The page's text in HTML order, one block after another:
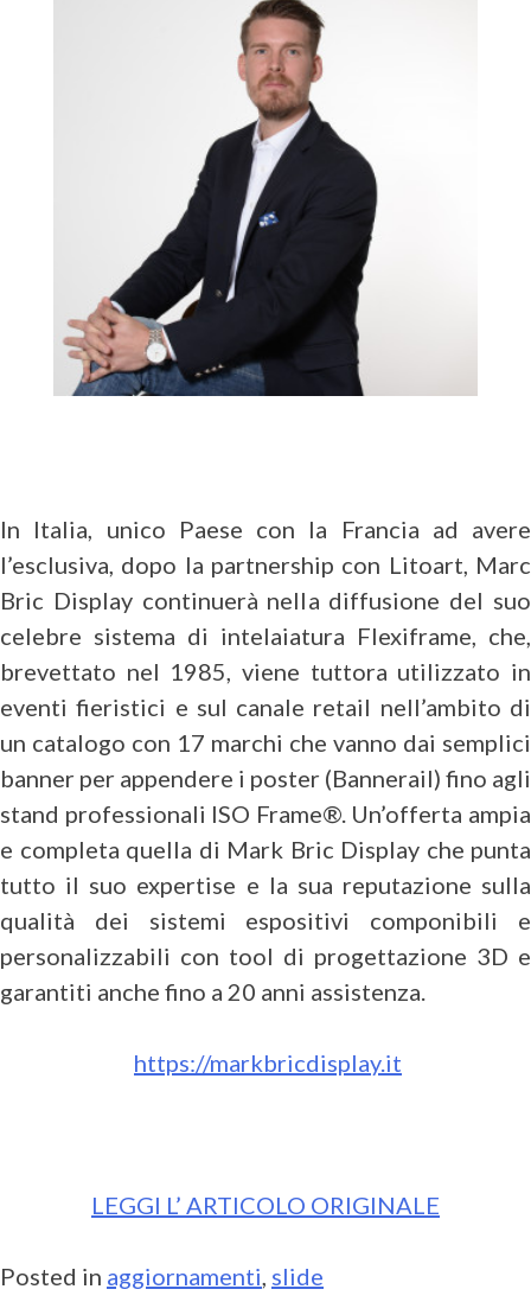
In Italia, unico Paese con la Francia ad avere
l’esclusiva, dopo la partnership con Litoart, Marc
Bric Display continuerà nella diffusione del suo
celebre sistema di intelaiatura Flexiframe, che,
brevettato nel 1985, viene tuttora utilizzato in
eventi fieristici e sul canale retail nell’ambito di
un catalogo con 17 marchi che vanno dai semplici
banner per appendere i poster (Bannerail) fino agli
stand professionali ISO Frame®. Un’offerta ampia
e completa quella di Mark Bric Display che punta
tutto il suo expertise e la sua reputazione sulla
qualità dei sistemi espositivi componibili e
personalizzabili con tool di progettazione 3D e
garantiti anche fino a 20 anni assistenza.
https://markbricdisplay.it
LEGGI L’ ARTICOLO ORIGINALE
Posted in aggiornamenti slide